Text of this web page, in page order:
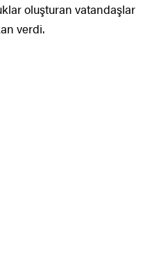
oluşturan vatandaşlar
verdi.